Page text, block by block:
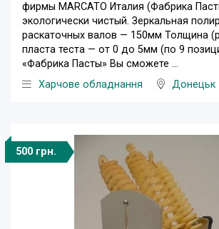
фирмы MARCATO Италия (Фабрика
экологически чистый. Зеркальная
раскаточных валов — 150мм Толщина
пласта теста — от 0 до 5мм (по 9
«Фабрика Пасты» Вы сможете ...
Харчове обладнання
Донецьк
500 грн.